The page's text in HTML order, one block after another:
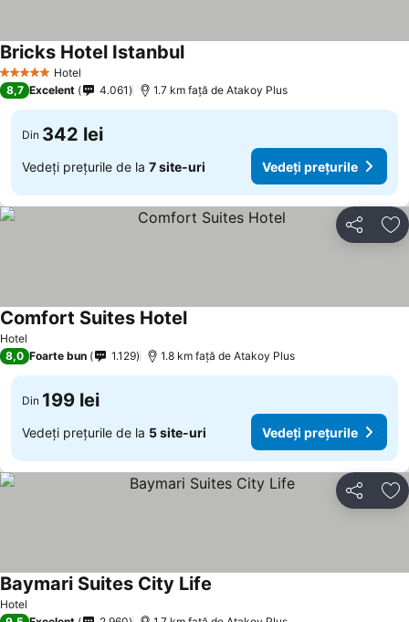
5 Stele Hotel
Bricks Hotel IstanbulVedeți prețurile
8,7 Excelent 4.061 1.7 km faţă de Atakoy Plus
Din 342 lei
Vedeți prețurile de la 7 site-uri Vedeți prețurile
Distribuiți
Hotel
Comfort Suites HotelVedeți prețurile
8,0 Foarte bun 1.129 1.8 km faţă de Atakoy Plus
Din 199 lei
Vedeți prețurile de la 5 site-uri Vedeți prețurile
Distribuiți
Hotel
Baymari Suites City Life